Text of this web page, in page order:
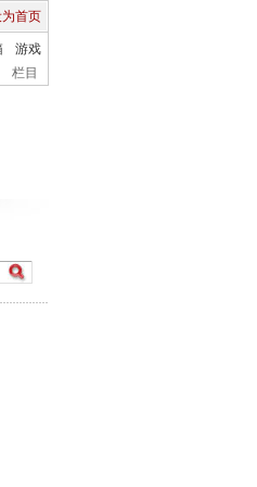
首页
游戏
栏目